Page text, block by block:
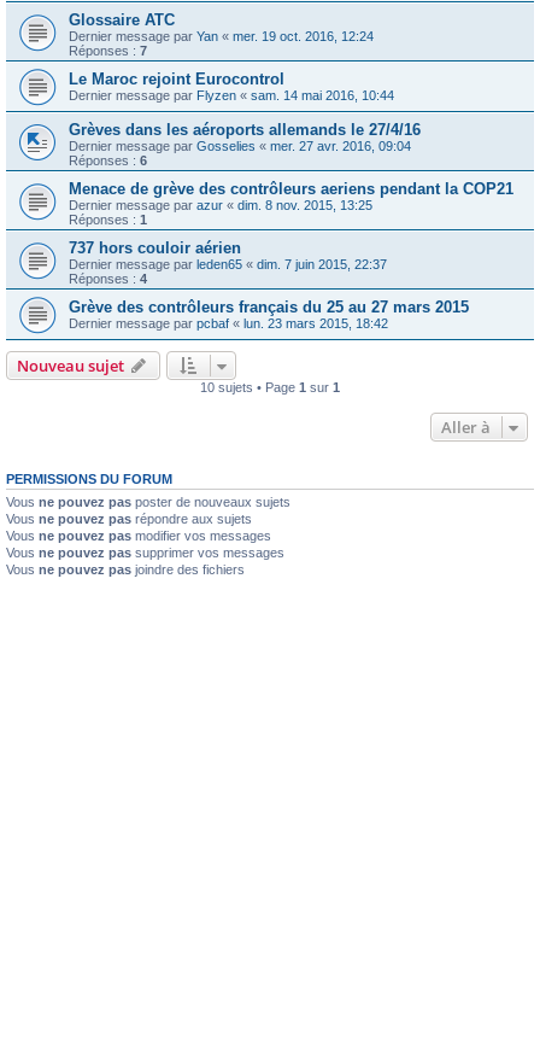
Glossaire ATC
Dernier message par Yan « mer. 19 oct. 2016, 12:24
Réponses : 7
Le Maroc rejoint Eurocontrol
Dernier message par Flyzen « sam. 14 mai 2016, 10:44
Grèves dans les aéroports allemands le 27/4/16
Dernier message par Gosselies « mer. 27 avr. 2016, 09:04
Réponses : 6
Menace de grève des contrôleurs aeriens pendant la COP21
Dernier message par azur « dim. 8 nov. 2015, 13:25
Réponses : 1
737 hors couloir aérien
Dernier message par leden65 « dim. 7 juin 2015, 22:37
Réponses : 4
Grève des contrôleurs français du 25 au 27 mars 2015
Dernier message par pcbaf « lun. 23 mars 2015, 18:42
Nouveau sujet
10 sujets • Page 1 sur 1
Aller à
PERMISSIONS DU FORUM
Vous ne pouvez pas poster de nouveaux sujets
Vous ne pouvez pas répondre aux sujets
Vous ne pouvez pas modifier vos messages
Vous ne pouvez pas supprimer vos messages
Vous ne pouvez pas joindre des fichiers